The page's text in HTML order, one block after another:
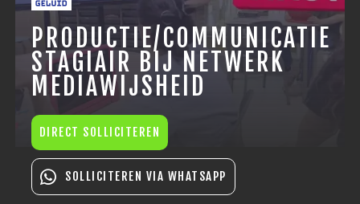
PRODUCTIE/COMMUNICATIE
STAGIAIR BIJ NETWERK
MEDIAWIJSHEID
DIRECT SOLLICITEREN
SOLLICITEREN VIA WHATSAPP